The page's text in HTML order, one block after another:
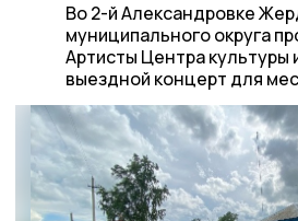
Во 2-й Александровке
муниципального округа
Артисты Центра культуры
выездной концерт для